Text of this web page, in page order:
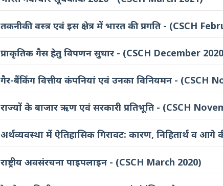
तकनीकी वस्त्र एवं इस क्षेत्र में भारत की प्रगति - (CSCH
प्राकृतिक गैस हेतु विपणन सुधार - (CSCH December
गैर-बैंकिंग वित्तीय कंपनियां एवं उनका विनियमन - (CSCH
राज्यों के बाजार ऋण एवं सरकारी प्रतिभूति - (CSCH
अर्थव्यवस्था में ऐतिहासिक गिरावट: कारण, निहितार्थ व
राष्ट्रीय अवसंरचना पाइपलाइन - (CSCH March 2020)